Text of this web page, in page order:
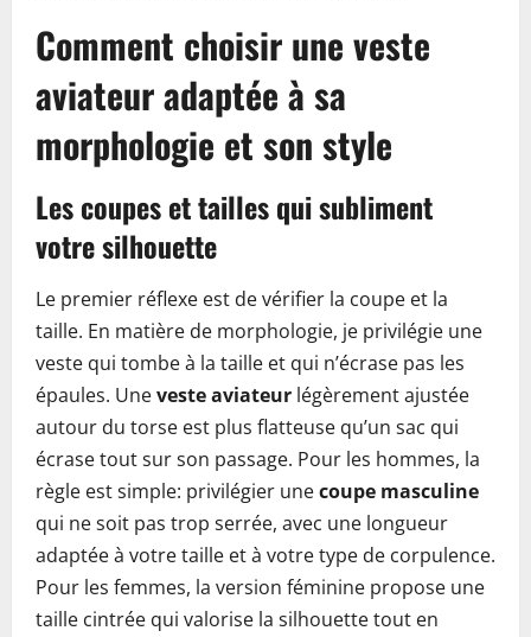
Comment choisir une veste
aviateur adaptée à sa
morphologie et son style
Les coupes et tailles qui subliment
votre silhouette
Le premier réflexe est de vérifier la coupe et la
taille. En matière de morphologie, je privilégie une
veste qui tombe à la taille et qui n’écrase pas les
épaules. Uneveste aviateur légèrement ajustée
autour du torse est plus flatteuse qu’un sac qui
écrase tout sur son passage. Pour les hommes, la
règle est simple: privilégier unecoupe masculine
qui ne soit pas trop serrée, avec une longueur
adaptée à votre taille et à votre type de corpulence.
Pour les femmes, la version féminine propose une
taille cintrée qui valorise la silhouette tout en